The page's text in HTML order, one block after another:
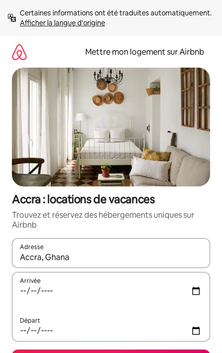
directement
Afficher la langue d'origine
Mettre mon logement sur Airbnb
Accra : locations de vacances
Trouvez et réservez des hébergements uniques sur
Airbnb
Adresse
Lorsque les résultats s'affichent, utilisez les flèches vers le
Arrivée
Départ